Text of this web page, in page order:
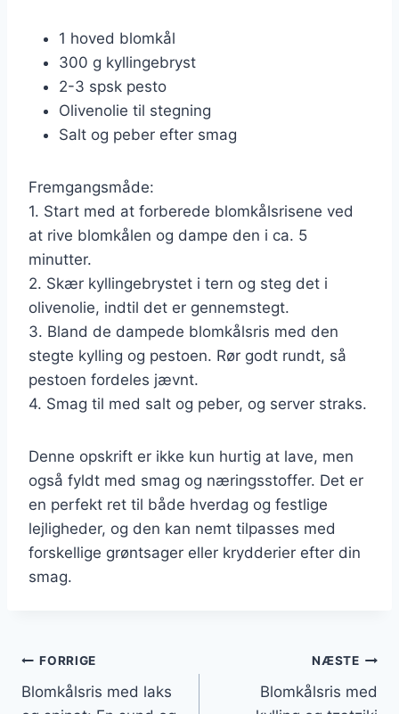
1 hoved blomkål
300 g kyllingebryst
2-3 spsk pesto
Olivenolie til stegning
Salt og peber efter smag
Fremgangsmåde:
1. Start med at forberede blomkålsrisene ved
at rive blomkålen og dampe den i ca. 5
minutter.
2. Skær kyllingebrystet i tern og steg det i
olivenolie, indtil det er gennemstegt.
3. Bland de dampede blomkålsris med den
stegte kylling og pestoen. Rør godt rundt, så
pestoen fordeles jævnt.
4. Smag til med salt og peber, og server straks.
Denne opskrift er ikke kun hurtig at lave, men
også fyldt med smag og næringsstoffer. Det er
en perfekt ret til både hverdag og festlige
lejligheder, og den kan nemt tilpasses med
forskellige grøntsager eller krydderier efter din
smag.
Indlægsnavigation
FORRIGE
Blomkålsris med laks
NÆSTE
Blomkålsris med